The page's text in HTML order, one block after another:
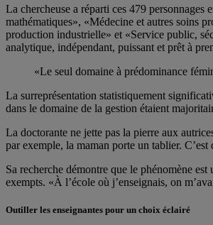
La chercheuse a réparti ces 479 personnages
mathématiques», «Médecine et autres soins
production industrielle» et «Service public,
analytique, indépendant, puissant et prêt à
«Le seul domaine à prédominance
La surreprésentation statistiquement
dans le domaine de la gestion étaient
La doctorante ne jette pas la pierre aux
par exemple, la maman porte un tablier.
Sa recherche démontre que le phénomène
exempts. «À l’école où j’enseignais, on
Outiller les enseignantes pour un choix éclairé